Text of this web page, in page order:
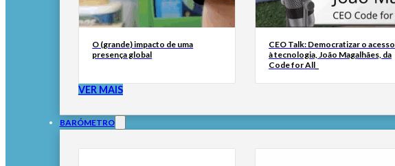
O (grande) impacto de uma
presença global
CEO Talk: Democratizar o acesso
à tecnologia, João Magalhães, da
Code for All_
VER MAIS
BARÓMETRO